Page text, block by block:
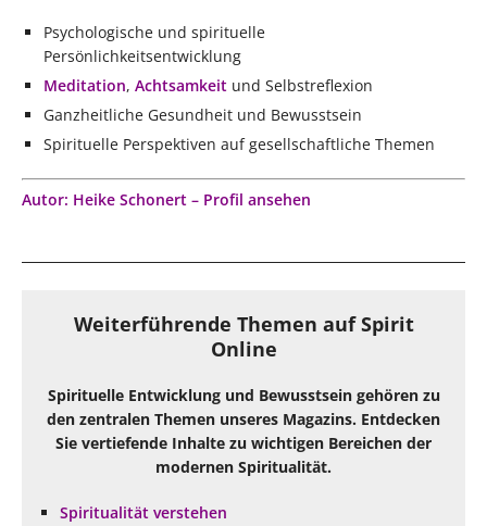
Psychologische und spirituelle
Persönlichkeitsentwicklung
Meditation, Achtsamkeit und Selbstreflexion
Ganzheitliche Gesundheit und Bewusstsein
Spirituelle Perspektiven auf gesellschaftliche Themen
Autor: Heike Schonert – Profil ansehen
Weiterführende Themen auf Spirit
Online
Spirituelle Entwicklung und Bewusstsein gehören zu
den zentralen Themen unseres Magazins. Entdecken
Sie vertiefende Inhalte zu wichtigen Bereichen der
modernen Spiritualität.
Spiritualität verstehen